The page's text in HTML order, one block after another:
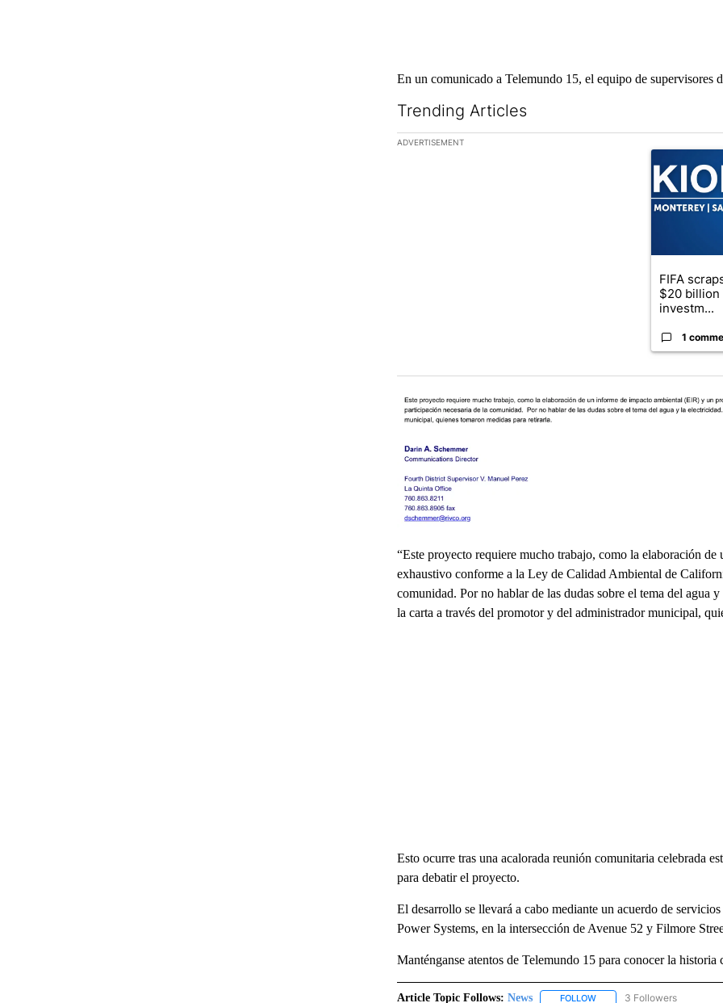
En un comunicado a Telemundo 15, el equipo de supervisores
Trending Articles
The following is a list of the most commented articles in the
ADVERTISEMENT
A trending
FIFA
$20 billion
investm...
1
“Este proyecto requiere mucho trabajo, como la elaboración
exhaustivo conforme a la Ley de Calidad Ambiental de
comunidad. Por no hablar de las dudas sobre el tema del agua
la carta a través del promotor y del administrador municipal,
Esto ocurre tras una acalorada reunión comunitaria celebrada
para debatir el proyecto.
El desarrollo se llevará a cabo mediante un acuerdo de
Power Systems, en la intersección de Avenue 52 y Filmore
Manténganse atentos de Telemundo 15 para conocer la historia
Article Topic Follows: News FOLLOWFOLLOW "NEWS" TO
3 Followers